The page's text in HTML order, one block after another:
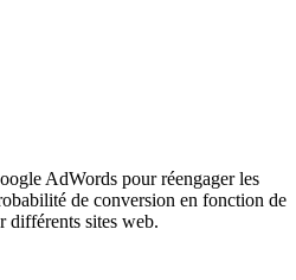
AdWords pour réengager les
de conversion en fonction de
différents sites web.